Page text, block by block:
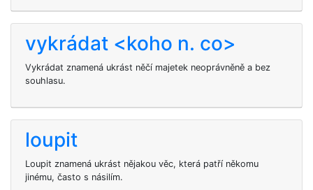
vykrádat <koho n. co>
Vykrádat znamená ukrást něčí majetek neoprávněně a bez
souhlasu.
loupit
Loupit znamená ukrást nějakou věc, která patří někomu
jinému, často s násilím.